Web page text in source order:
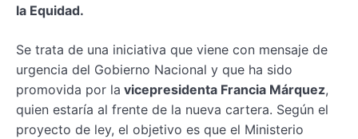
la Equidad.
Se trata de una iniciativa que viene con mensaje de
urgencia del Gobierno Nacional y que ha sido
promovida por la vicepresidenta Francia Márquez,
quien estaría al frente de la nueva cartera. Según el
proyecto de ley, el objetivo es que el Ministerio